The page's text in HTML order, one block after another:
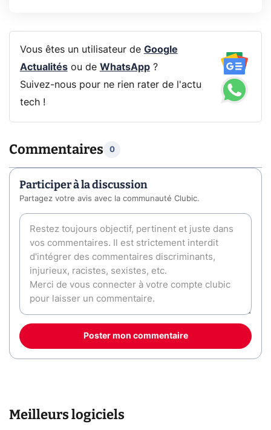
Vous êtes un utilisateur de Google
Actualitésou de WhatsApp?
Suivez-nous pour ne rien rater de l'actu
tech !
Commentaires 0
Participer à la discussion
Partagez votre avis avec la communauté Clubic.
Poster mon commentaire
Meilleurs logiciels